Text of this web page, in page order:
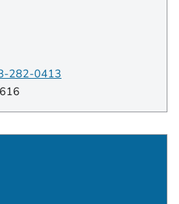
282-0413